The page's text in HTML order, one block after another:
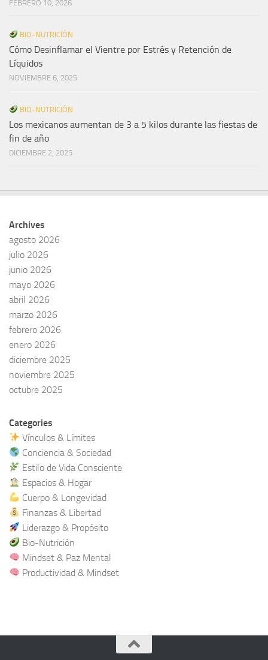
FEBRERO 10, 2026
BIO-NUTRICIÓN
Cómo Desinflamar el Vientre por Estrés y Retención de
Líquidos
NOVIEMBRE 6, 2025
BIO-NUTRICIÓN
Los mexicanos aumentan de 3 a 5 kilos durante las fiestas de
fin de año
DICIEMBRE 2, 2025
Archives
agosto 2026
julio 2026
junio 2026
mayo 2026
abril 2026
marzo 2026
febrero 2026
enero 2026
diciembre 2025
noviembre 2025
octubre 2025
Categories
Vínculos & Límites
Conciencia & Sociedad
Estilo de Vida Consciente
Espacios & Hogar
Cuerpo & Longevidad
Finanzas & Libertad
Liderazgo & Propósito
Bio-Nutrición
Mindset & Paz Mental
Productividad & Mindset